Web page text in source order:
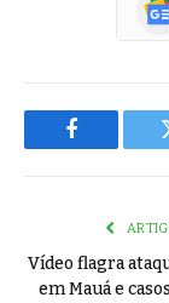
Facebook
Vídeo flagra
em Mauá e